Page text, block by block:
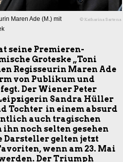
Maren Ade (M.) mit
© Katharina Sartena
seine Premieren-
Groteske „Toni
Regisseurin Maren Ade
von Publikum und
Der Wiener Peter
Sandra Hüller
Tochter in einem absurd
auch tragischen
noch selten gesehen
Darsteller gelten jetzt
wenn am 23. Mai
Der Triumph